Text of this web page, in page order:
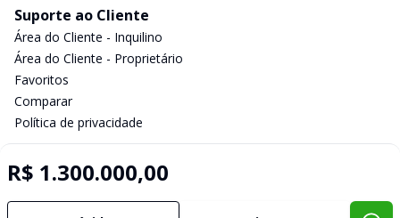
R$ 1.300.000,00
Suporte ao Cliente
Área do Cliente - Inquilino
Área do Cliente - Proprietário
Favoritos
Comparar
Política de privacidade
Selo de Tecnologia Loft